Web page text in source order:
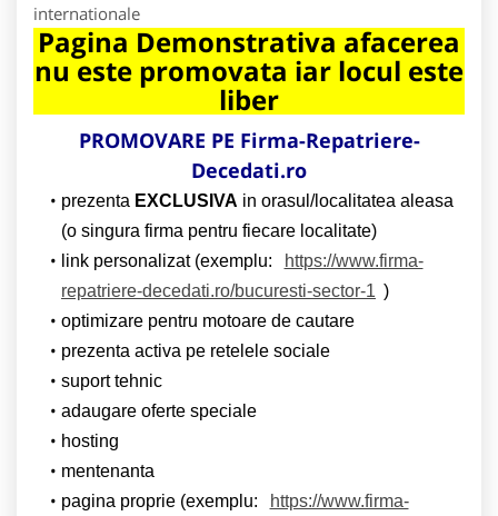
internationale
Pagina Demonstrativa afacerea
nu este promovata iar locul este
liber
PROMOVARE PE Firma-Repatriere-
Decedati.ro
prezenta EXCLUSIVA in orasul/localitatea aleasa
(o singura firma pentru fiecare localitate)
link personalizat (exemplu:
https://www.firma-
repatriere-decedati.ro/bucuresti-sector-1 )
optimizare pentru motoare de cautare
prezenta activa pe retelele sociale
suport tehnic
adaugare oferte speciale
hosting
mentenanta
pagina proprie (exemplu:
https://www.firma-